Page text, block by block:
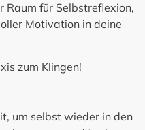
Raum für Selbstreflexion,
Motivation in deine
zum Klingen!
um selbst wieder in den